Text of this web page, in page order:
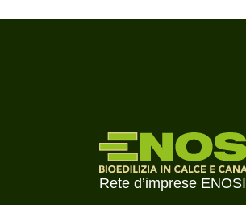
Rete d’imprese ENOSI